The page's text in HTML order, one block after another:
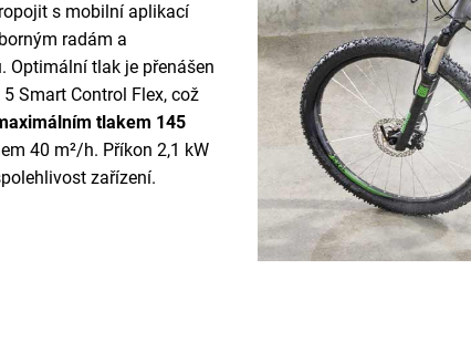
s mobilní aplikací
radám a
Optimální tlak je přenášen
Smart Control Flex, což
tlakem 145
40 m²/h. Příkon 2,1 kW
zařízení.